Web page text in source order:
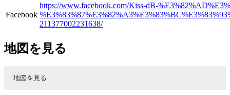
Facebook
https://www.facebook.com/Kiss-dB-
211377002231638/
地図を見る
地図を見る